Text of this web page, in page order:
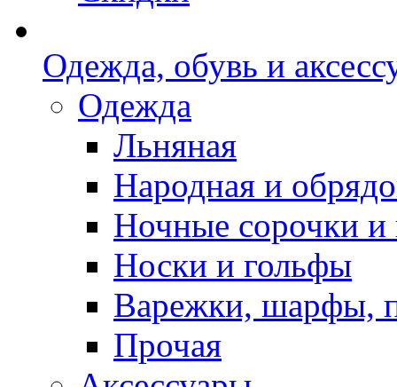
Одежда, обувь и
Одежда
Льняная
Народная и
Ночные сорочки
Носки и гольфы
Варежки, шарфы,
Прочая